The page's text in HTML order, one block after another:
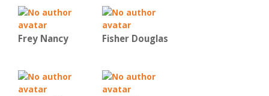
Frey Nancy Fisher Douglas